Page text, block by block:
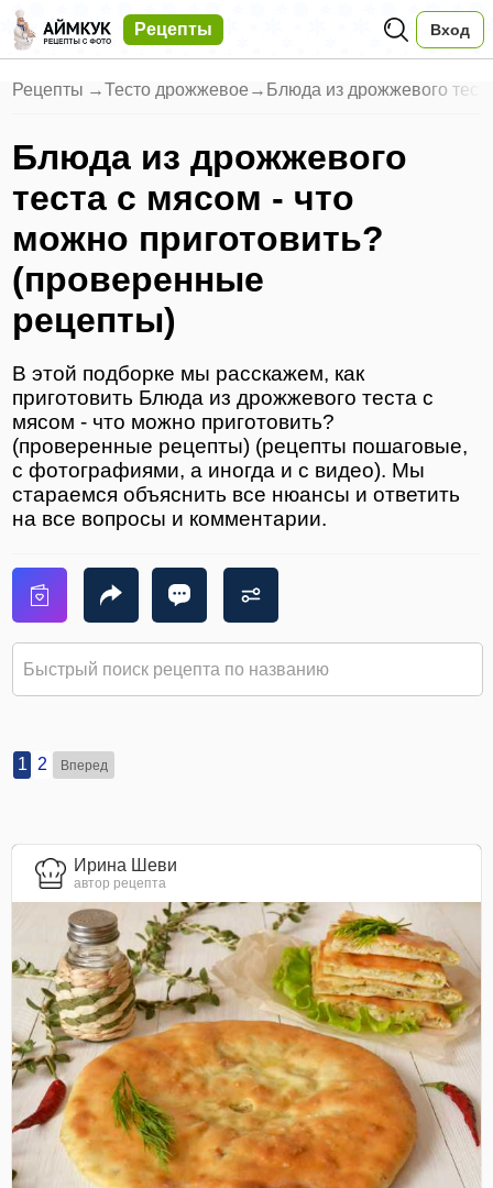
Рецепты Вход
Рецепты →Тесто дрожжевое → Блюда из дрожжевого
Блюда из дрожжевого
теста с мясом - что
можно приготовить?
(проверенные
рецепты)
В этой подборке мы расскажем, как
приготовить Блюда из дрожжевого теста с
мясом - что можно приготовить?
(проверенные рецепты) (рецепты пошаговые,
с фотографиями, а иногда и с видео). Мы
стараемся объяснить все нюансы и ответить
на все вопросы и комментарии.
1 2 Вперед
Ирина Шеви
автор рецепта